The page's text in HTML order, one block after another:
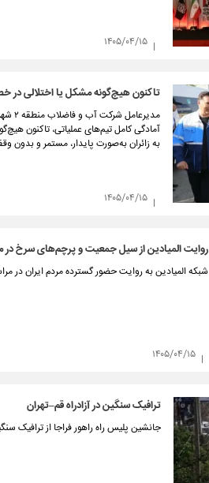
۱۴۰۵/۰۴/۱۵
تاکنون هیچ‌گونه مشکل یا اختلالی در
آمادگی کامل تیم‌های عملیاتی، تاکنون
به زائران به‌صورت پایدار، مستمر و بدون
۱۴۰۵/۰۴/۱۵
روایت المیادین از سیل جمعیت و پرچم‌های سرخ در
شبکه المیادین به روایت حضور گسترده مردم ایران در
۱۴۰۵/۰۴/۱۵
ترافیک سنگین در آزادراه قم–تهران
جانشین پلیس راه راهور فراجا از ترافیک